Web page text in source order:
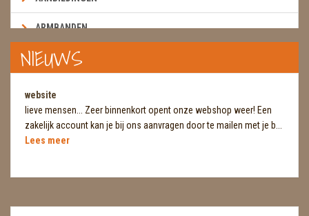
ARMBANDEN
BOEKEN & KAARTEN E.A.R.T.H.
BROEKZAKSTENEN
CADEAUBONNEN
DIERTJES
DIVERSE
NIEUWS
website
lieve mensen... Zeer binnenkort opent onze webshop weer! Een
zakelijk account kan je bij ons aanvragen door te mailen met je b...
Lees meer